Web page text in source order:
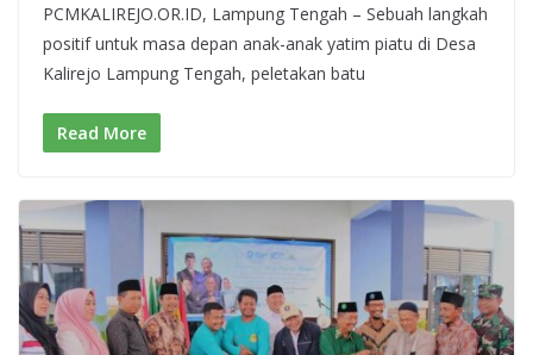
PCMKALIREJO.OR.ID, Lampung Tengah – Sebuah langkah
positif untuk masa depan anak-anak yatim piatu di Desa
Kalirejo Lampung Tengah, peletakan batu
Read More